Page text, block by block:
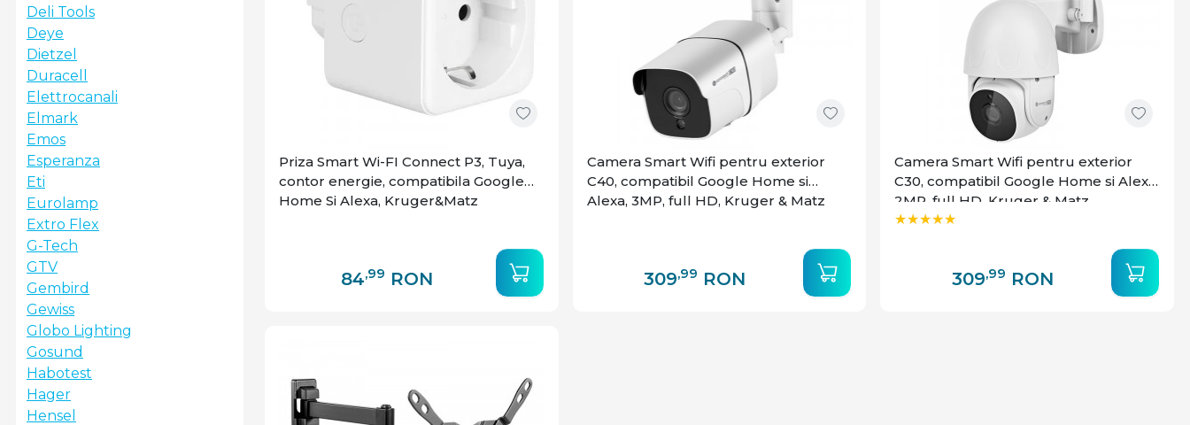
Deli Tools
Deye
Dietzel
Duracell
Elettrocanali
Elmark
Emos
Esperanza
Eti
Eurolamp
Extro Flex
G-Tech
GTV
Gembird
Gewiss
Globo Lighting
Gosund
Habotest
Hager
Hensel
Priza Smart Wi-FI Connect P3, Tuya,
contor energie, compatibila Google
Home Si Alexa, Kruger&Matz
84,99 RON
Camera Smart Wifi pentru exterior
C40, compatibil Google Home si
Alexa, 3MP, full HD, Kruger & Matz
309,99 RON
Camera Smart Wifi pentru exterior
C30, compatibil Google Home si Alexa,
2MP, full HD, Kruger & Matz
309,99 RON